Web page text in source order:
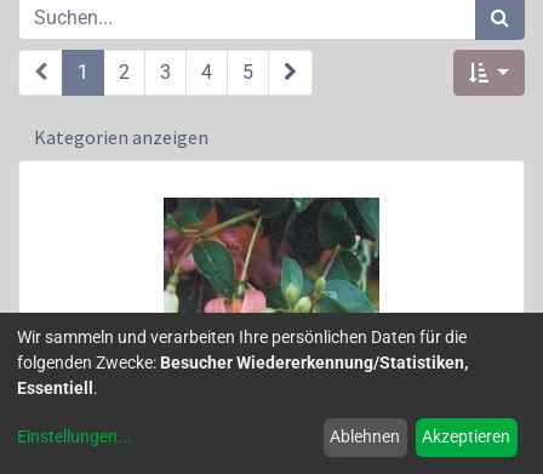
1 2 3 4 5
Kategorien anzeigen
Wir sammeln und verarbeiten Ihre persönlichen Daten für die
folgenden Zwecke: Besucher Wiedererkennung/Statistiken,
Essentiell .
Einstellungen... Ablehnen Akzeptieren